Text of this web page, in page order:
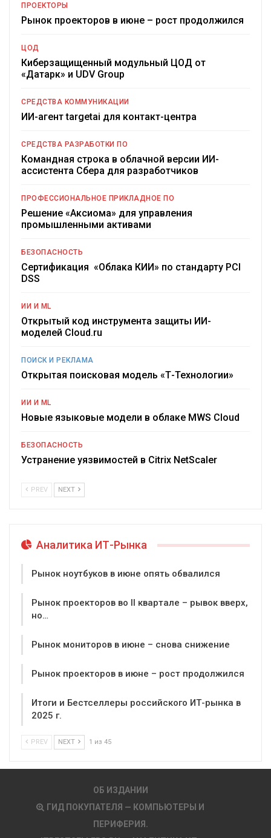
ПРОЕКТОРЫ
Рынок проекторов в июне – рост продолжился
ЦОД
Киберзащищенный модульный ЦОД от
«Датарк» и UDV Group
СРЕДСТВА КОММУНИКАЦИИ
ИИ-агент targetai для контакт-центра
СРЕДСТВА РАЗРАБОТКИ ПО
Командная строка в облачной версии ИИ-
ассистента Сбера для разработчиков
ПРОФЕССИОНАЛЬНОЕ ПРИКЛАДНОЕ ПО
Решение «Аксиома» для управления
промышленными активами
БЕЗОПАСНОСТЬ
Сертификация «Облака КИИ» по стандарту PCI
DSS
ИИ И ML
Открытый код инструмента защиты ИИ-
моделей Cloud.ru
ПОИСК И РЕКЛАМА
Открытая поисковая модель «Т-Технологии»
ИИ И ML
Новые языковые модели в облаке MWS Cloud
БЕЗОПАСНОСТЬ
Устранение уязвимостей в Citrix NetScaler
PREV NEXT
Аналитика ИТ-Рынка
Рынок ноутбуков в июне опять обвалился
Рынок проекторов во II квартале – рывок вверх,
но…
Рынок мониторов в июне – снова снижение
Рынок проекторов в июне – рост продолжился
Итоги и Бестселлеры российского ИТ-рынка в
2025 г.
PREV NEXT 1 из 45
ОБ ИЗДАНИИ
ГИД ПОКУПАТЕЛЯ — КОМПЬЮТЕРЫ И
ПЕРИФЕРИЯ.